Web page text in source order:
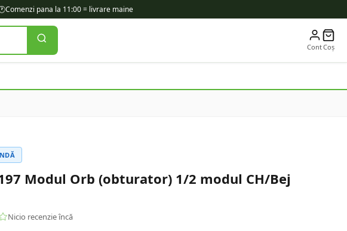
Comenzi pana la 11:00 = livrare maine
ContCoș
Modul Orb (obturator) 1/2 modul CH/Bej
Nicio recenzie încă